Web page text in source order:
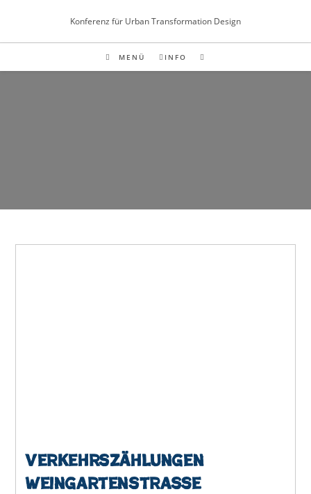
springen
Konferenz für Urban Transformation Design
MENÜ INFO
Verkehrszählungen
Weingartenstraße